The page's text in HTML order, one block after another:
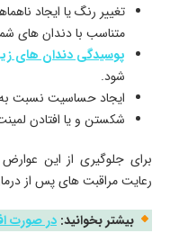
تغییر رنگ یا ایجاد
متناسب با دندان‌ های
پوسیدگی دندان‌ های
شود.
ایجاد حساسیت نسبت به
شکستن و یا افتادن
برای جلوگیری از این
رعایت مراقبت‌ های پس از
بیشتر بخوانید: در صورت